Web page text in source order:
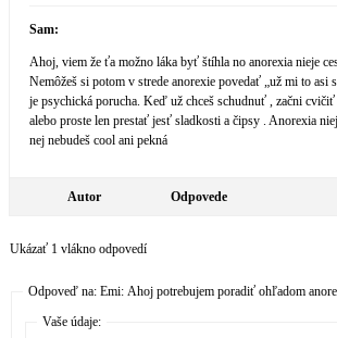
Sam:
Ahoj, viem že ťa možno láka byť štíhla no anorexia nieje
Nemôžeš si potom v strede anorexie povedať „už mi to asi
je psychická porucha. Keď už chceš schudnuť , začni cvičiť
alebo proste len prestať jesť sladkosti a čipsy . Anorexia
nej nebudeš cool ani pekná
Autor Odpovede
Ukázať 1 vlákno odpovedí
Odpoveď na: Emi: Ahoj potrebujem poradiť ohľadom
Vaše údaje: